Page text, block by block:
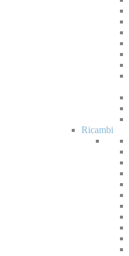
Ricambi